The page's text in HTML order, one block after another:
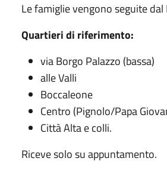
Le famiglie vengono seguite
Quartieri di riferimento:
via Borgo Palazzo (bassa)
alle Valli
Boccaleone
Centro (Pignolo/Papa
Città Alta e colli.
Riceve solo su appuntamento.